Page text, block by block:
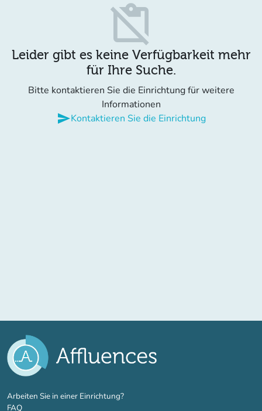
content_paste_off
Leider gibt es keine Verfügbarkeit mehr
für Ihre Suche.
Bitte kontaktieren Sie die Einrichtung für weitere
Informationen
sendKontaktieren Sie die Einrichtung
Arbeiten Sie in einer Einrichtung?(new tab)
FAQ